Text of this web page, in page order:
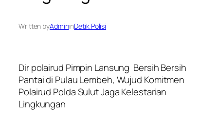
Written byAdmininDetik Polisi
Dir polairud Pimpin Lansung Bersih Bersih
Pantai di Pulau Lembeh, Wujud Komitmen
Polairud Polda Sulut Jaga Kelestarian
Lingkungan